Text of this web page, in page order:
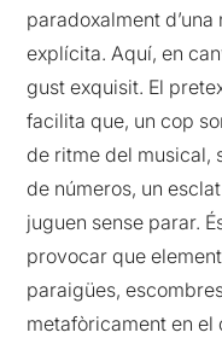
paradoxalment
explícita. Aquí, en
gust exquisit. El
facilita que, un cop
de ritme del musical,
de números, un
juguen sense parar.
provocar que
paraigües,
metafòricament en el